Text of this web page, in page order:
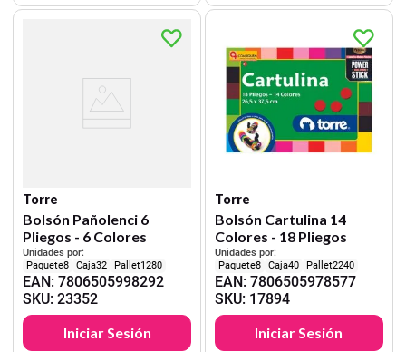
Torre
Bolsón Pañolenci 6
Pliegos - 6 Colores
Unidades por:
8
32 1280
EAN:7806505998292
SKU:23352
Iniciar Sesión
Torre
Bolsón Cartulina 14
Colores - 18 Pliegos
Unidades por:
8
40 2240
EAN: 7806505978577
SKU: 17894
Iniciar Sesión